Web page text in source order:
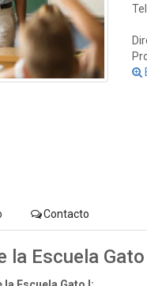
Contacto
la Escuela Gato